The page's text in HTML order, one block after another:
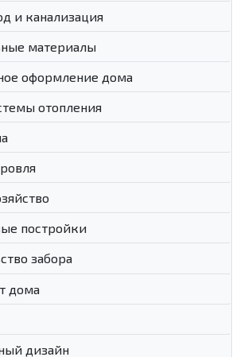
и канализация
материалы
оформление дома
отопления
постройки
забора
дома
дизайн